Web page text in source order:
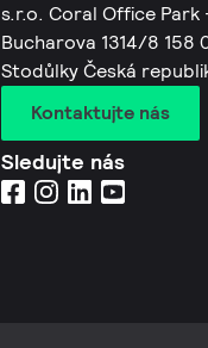
s.r.o. Coral Office Park
Bucharova 1314/8 158
Stodůlky Česká
Kontaktujte nás
Sledujte nás